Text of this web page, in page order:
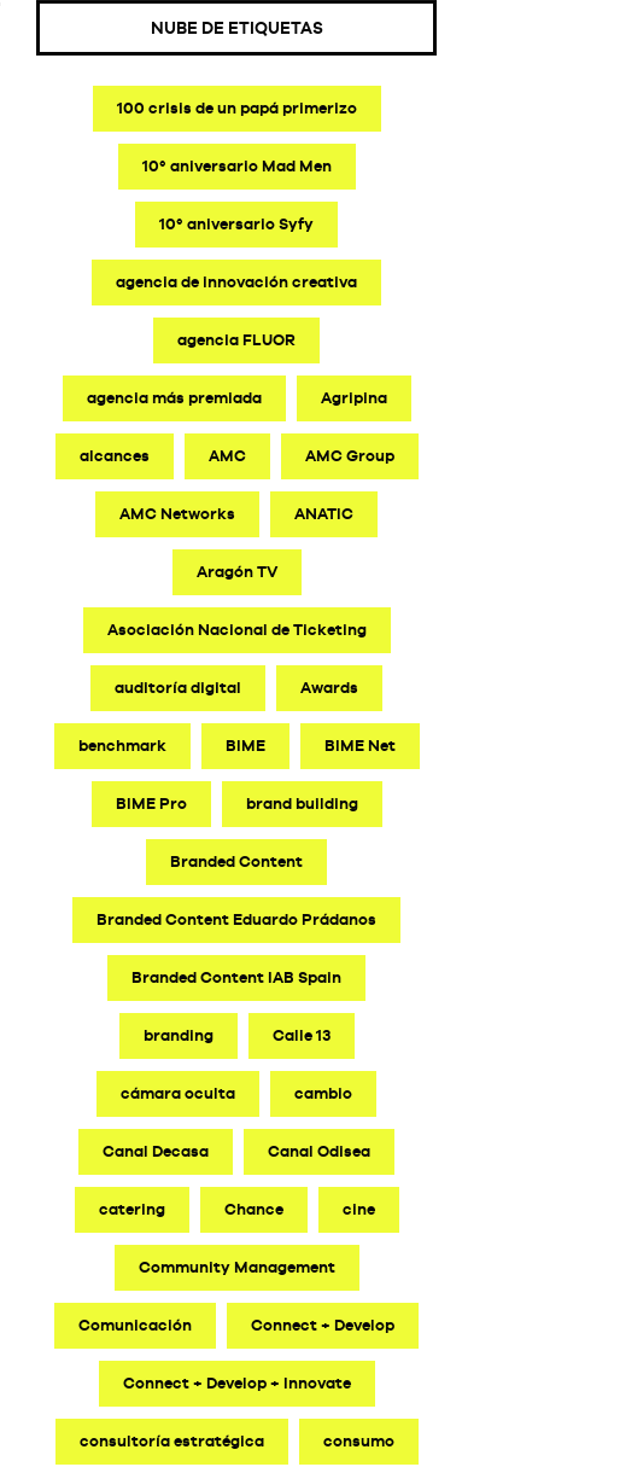
NUBE DE ETIQUETAS
100 crisis de un papá primerizo
10º aniversario Mad Men
10º aniversario Syfy
agencia de innovación creativa
agencia FLUOR
agencia más premiada Agripina
alcances AMC AMC Group
AMC Networks ANATIC
Aragón TV
Asociación Nacional de Ticketing
auditoría digital Awards
benchmark BIME BIME Net
BIME Pro brand building
Branded Content
Branded Content Eduardo Prádanos
Branded Content IAB Spain
branding Calle 13
cámara oculta cambio
Canal Decasa Canal Odisea
catering Chance cine
Community Management
Comunicación Connect + Develop
Connect + Develop + Innovate
consultoría estratégica consumo